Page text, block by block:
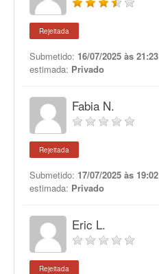
Rejeitada
Submetido: 16/07/2025 às 21:23
estimada: Privado
Fabia N.
Rejeitada
Submetido: 17/07/2025 às 19:02
estimada: Privado
Eric L.
Rejeitada